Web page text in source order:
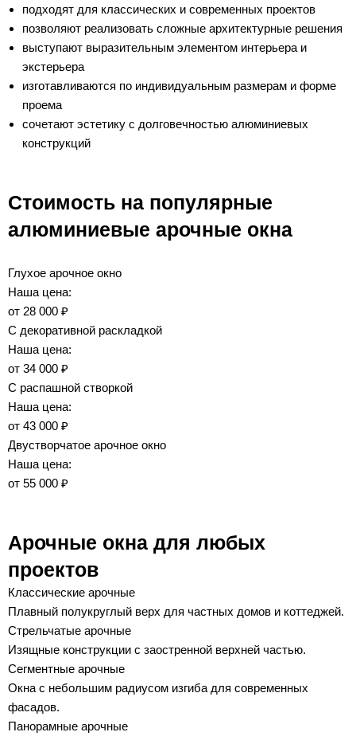
подходят для классических и современных проектов
позволяют реализовать сложные архитектурные решения
выступают выразительным элементом интерьера и
экстерьера
изготавливаются по индивидуальным размерам и форме
проема
сочетают эстетику с долговечностью алюминиевых
конструкций
Стоимость на популярные
алюминиевые арочные окна
Глухое арочное окно
Наша цена:
от 28 000 ₽
С декоративной раскладкой
Наша цена:
от 34 000 ₽
С распашной створкой
Наша цена:
от 43 000 ₽
Двустворчатое арочное окно
Наша цена:
от 55 000 ₽
Арочные окна для любых
проектов
Классические арочные
Плавный полукруглый верх для частных домов и коттеджей.
Стрельчатые арочные
Изящные конструкции с заостренной верхней частью.
Сегментные арочные
Окна с небольшим радиусом изгиба для современных
фасадов.
Панорамные арочные